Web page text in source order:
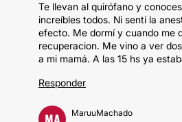
Te llevan al quirófano y
increíbles todos. Ni sentí la
efecto. Me dormí y cuando me
recuperacion. Me vino a ver
a mi mamá. A las 15 hs ya
Responder
MaruuMachado